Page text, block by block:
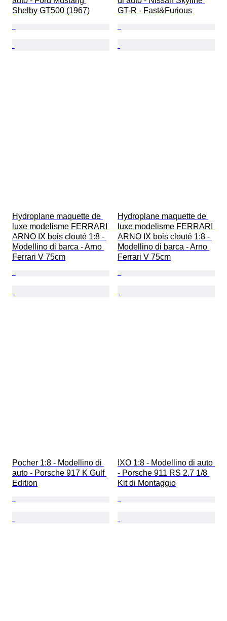
Shelby GT500 (1967)
GT-R - Fast&Furious
Hydroplane maquette de
luxe modelisme FERRARI
ARNO IX bois clouté 1:8 -
Modellino di barca - Arno
Ferrari V 75cm
Hydroplane maquette de
luxe modelisme FERRARI
ARNO IX bois clouté 1:8 -
Modellino di barca - Arno
Ferrari V 75cm
Pocher 1:8 - Modellino di
auto - Porsche 917 K Gulf
Edition
IXO 1:8 - Modellino di auto
- Porsche 911 RS 2.7 1/8
Kit di Montaggio